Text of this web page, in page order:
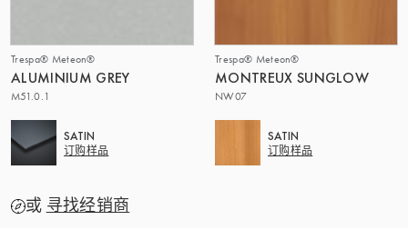
Trespa® Meteon®
ALUMINIUM GREY
M51.0.1
SATIN
订购样品
Trespa® Meteon®
MONTREUX SUNGLOW
NW07
SATIN
订购样品
或 寻找经销商